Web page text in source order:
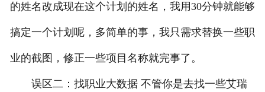
的姓名改成现在这个计划的姓名，我用30分钟就能够
搞定一个计划呢，多简单的事，我只需求替换一些职
业的截图，修正一些项目名称就完事了。
误区二：找职业大数据 不管你是去找一些艾瑞